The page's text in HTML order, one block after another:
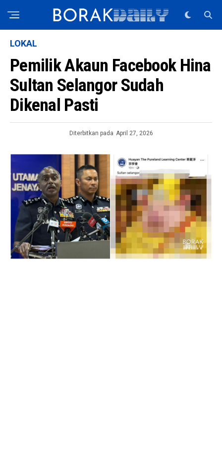
LOKAL
Pemilik Akaun Facebook Hina
Sultan Selangor Sudah
Dikenal Pasti
Diterbitkan pada April 27, 2026